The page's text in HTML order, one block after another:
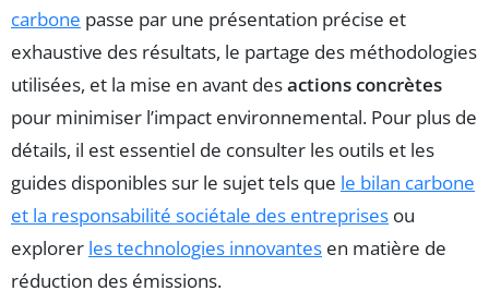
carbone passe par une présentation précise et
exhaustive des résultats, le partage des méthodologies
utilisées, et la mise en avant desactions concrètes
pour minimiser l’impact environnemental. Pour plus de
détails, il est essentiel de consulter les outils et les
guides disponibles sur le sujet tels que le bilan carbone
et la responsabilité sociétale des entreprises ou
explorer les technologies innovantes en matière de
réduction des émissions.